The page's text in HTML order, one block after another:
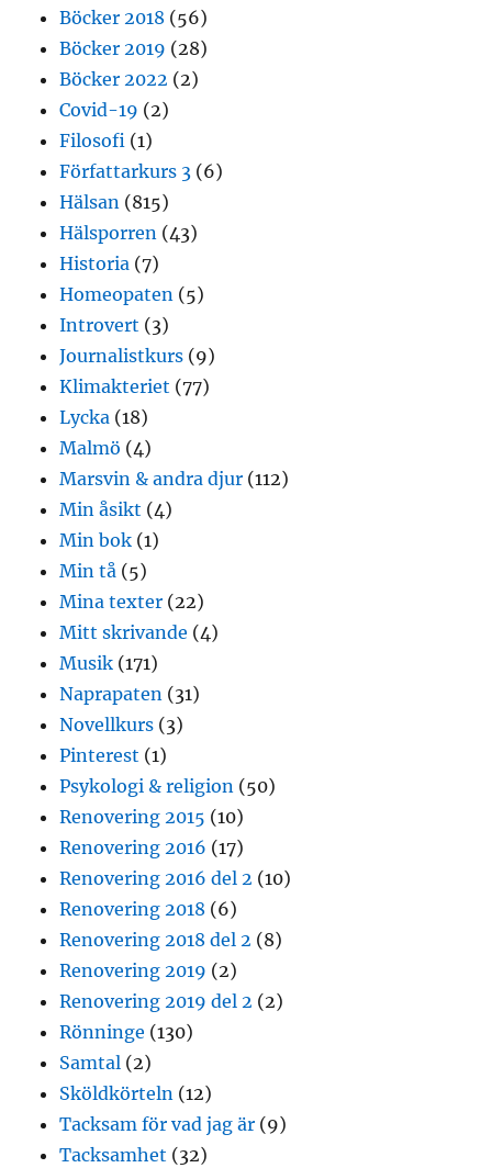
Böcker 2018 (56)
Böcker 2019 (28)
Böcker 2022 (2)
Covid-19 (2)
Filosofi (1)
Författarkurs 3 (6)
Hälsan (815)
Hälsporren (43)
Historia (7)
Homeopaten (5)
Introvert (3)
Journalistkurs (9)
Klimakteriet (77)
Lycka (18)
Malmö (4)
Marsvin & andra djur (112)
Min åsikt (4)
Min bok (1)
Min tå (5)
Mina texter (22)
Mitt skrivande (4)
Musik (171)
Naprapaten (31)
Novellkurs (3)
Pinterest (1)
Psykologi & religion (50)
Renovering 2015 (10)
Renovering 2016 (17)
Renovering 2016 del 2 (10)
Renovering 2018 (6)
Renovering 2018 del 2 (8)
Renovering 2019 (2)
Renovering 2019 del 2 (2)
Rönninge (130)
Samtal (2)
Sköldkörteln (12)
Tacksam för vad jag är (9)
Tacksamhet (32)